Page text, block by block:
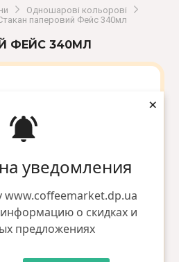
уведомления
www.coffeemarket.dp.ua
о скидках и
предложениях
×
Одношарові кольорові
паперовий Фейс 340мл
ФЕЙС 340МЛ